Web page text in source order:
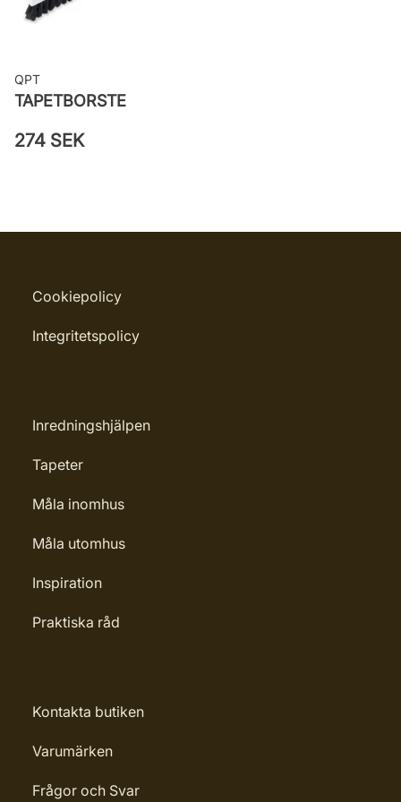
QPT
TAPETBORSTE
274 SEK
Cookiepolicy
Integritetspolicy
Inredningshjälpen
Tapeter
Måla inomhus
Måla utomhus
Inspiration
Praktiska råd
Kontakta butiken
Varumärken
Frågor och Svar